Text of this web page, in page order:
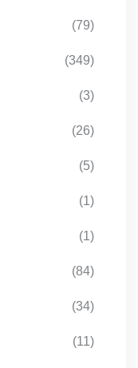
(79)
(349)
(3)
(26)
(5)
(1)
(1)
(84)
(34)
(11)